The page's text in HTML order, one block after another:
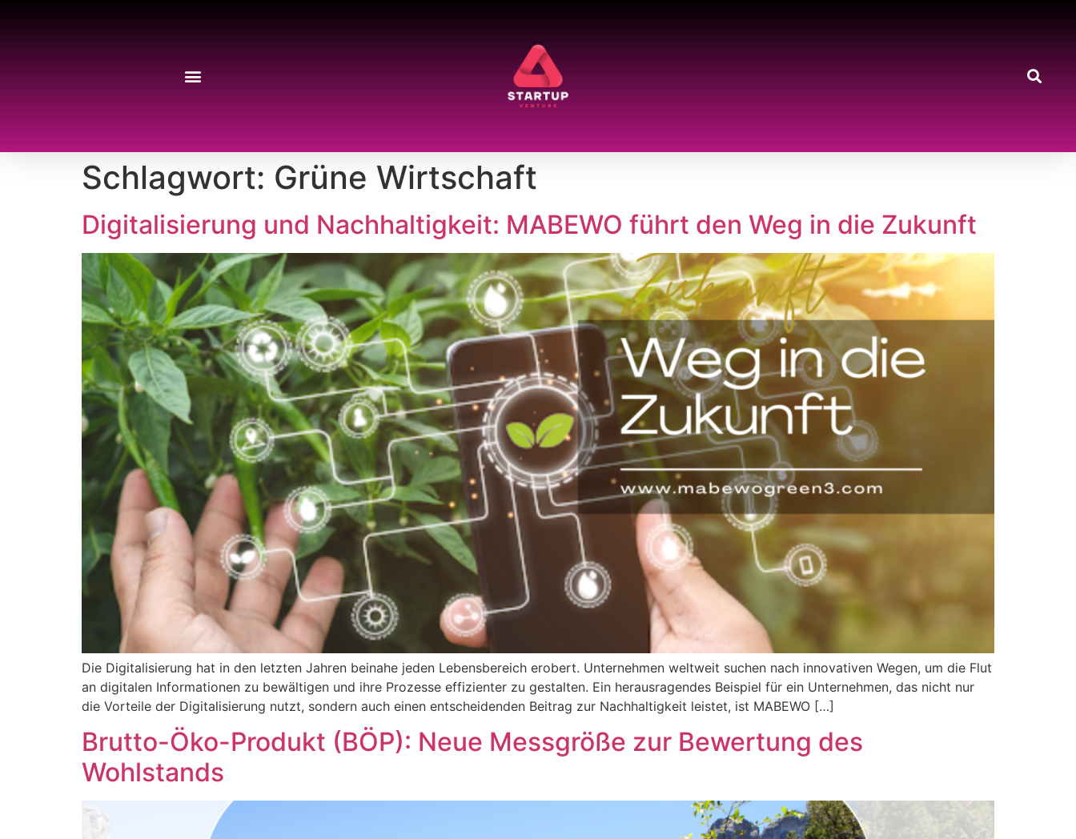
Schlagwort: Grüne Wirtschaft
Digitalisierung und Nachhaltigkeit: MABEWO führt den Weg in die Zukunft
Die Digitalisierung hat in den letzten Jahren beinahe jeden Lebensbereich erobert. Unternehmen weltweit suchen nach innovativen Wegen, um die Flut
an digitalen Informationen zu bewältigen und ihre Prozesse effizienter zu gestalten. Ein herausragendes Beispiel für ein Unternehmen, das nicht nur
die Vorteile der Digitalisierung nutzt, sondern auch einen entscheidenden Beitrag zur Nachhaltigkeit leistet, ist MABEWO […]
Brutto-Öko-Produkt (BÖP): Neue Messgröße zur Bewertung des
Wohlstands